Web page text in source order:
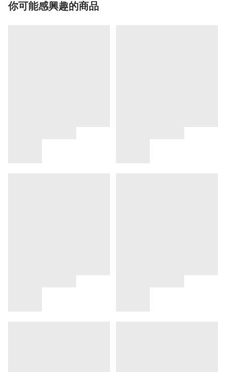
你可能感興趣的商品